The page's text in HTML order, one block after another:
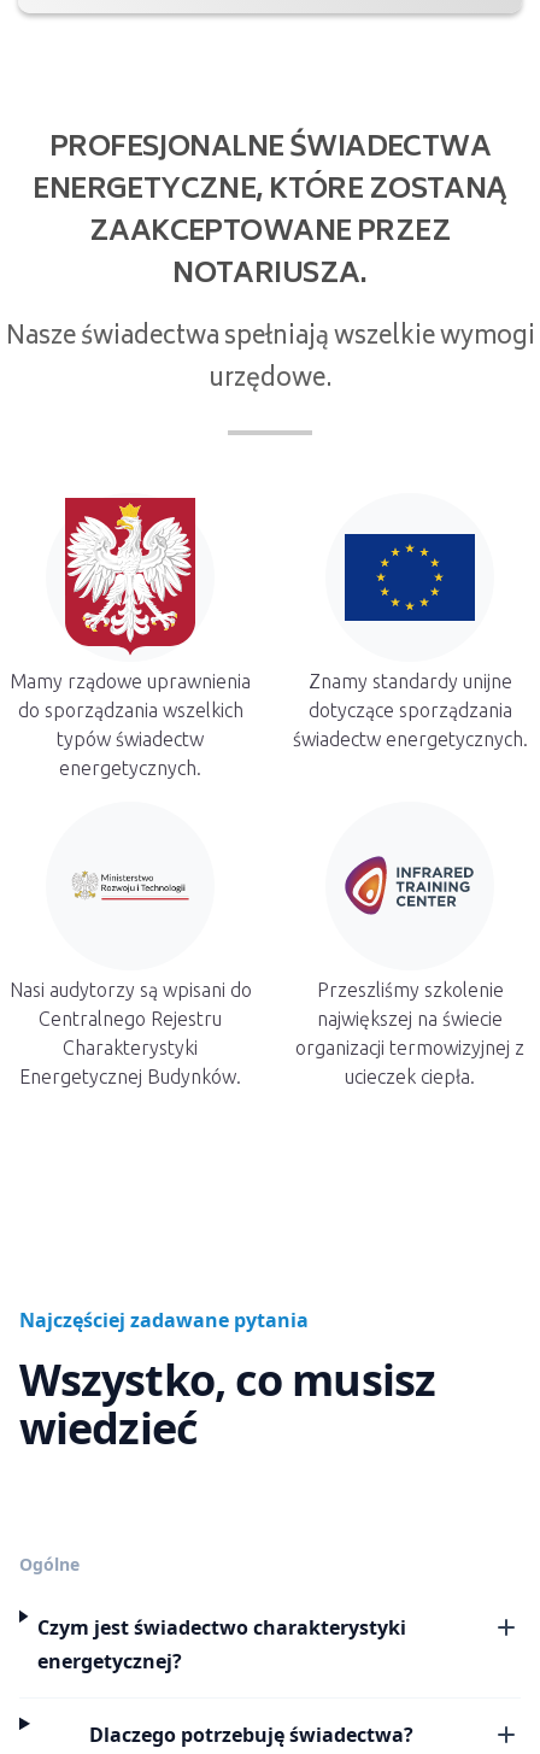
PROFESJONALNE ŚWIADECTWA
ENERGETYCZNE, KTÓRE ZOSTANĄ
ZAAKCEPTOWANE PRZEZ
NOTARIUSZA.
Nasze świadectwa spełniają wszelkie wymogi
urzędowe.
Mamy rządowe uprawnienia
do sporządzania wszelkich
typów świadectw
energetycznych.
Znamy standardy unijne
dotyczące sporządzania
świadectw energetycznych.
Nasi audytorzy są wpisani do
Centralnego Rejestru
Charakterystyki
Energetycznej Budynków.
Przeszliśmy szkolenie
największej na świecie
organizacji termowizyjnej z
ucieczek ciepła.
Najczęściej zadawane pytania
Wszystko, co musisz
wiedzieć
Ogólne
Czym jest świadectwo charakterystyki
energetycznej?
Dlaczego potrzebuję świadectwa?